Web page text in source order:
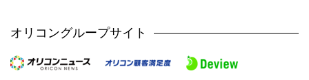
オリコングループサイト